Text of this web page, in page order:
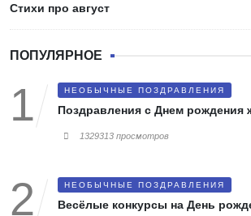
Стихи про август
ПОПУЛЯРНОЕ
НЕОБЫЧНЫЕ ПОЗДРАВЛЕНИЯ
Поздравления с Днем рождения
1329313 просмотров
НЕОБЫЧНЫЕ ПОЗДРАВЛЕНИЯ
Весёлые конкурсы на День